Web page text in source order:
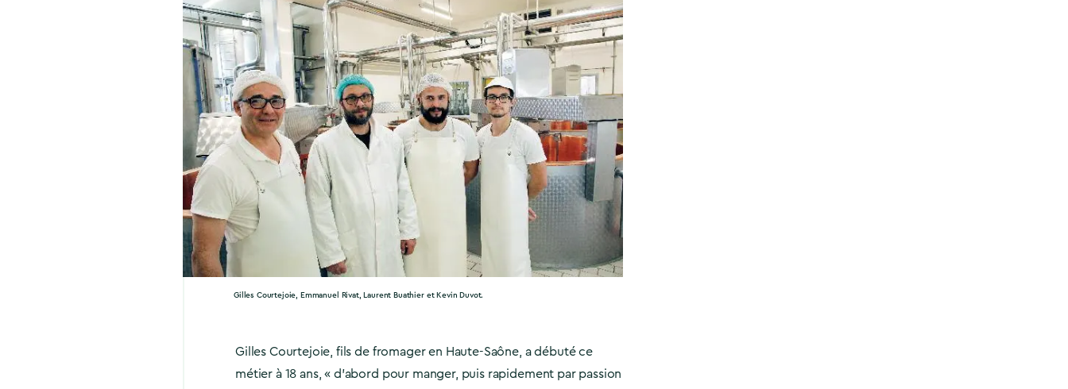
Gilles Courtejoie, Emmanuel Rivat, Laurent Buathier et Kevin Duvot.
Gilles Courtejoie, fils de fromager en Haute-Saône, a débuté ce
métier à 18 ans, « d’abord pour manger, puis rapidement par passion